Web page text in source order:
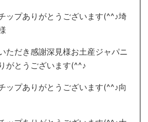
ップありがとうございます(^^♪埼
ただき感謝深見様お土産ジャパニ
がとうございます(^^♪
ップありがとうございます(^^♪向